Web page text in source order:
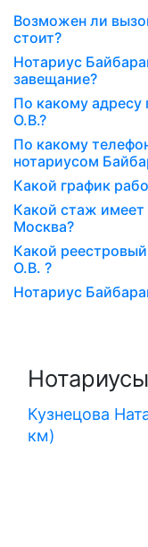
Возможен ли
стоит?
Нотариус
завещание?
По какому
О.В.?
По какому
нотариусом
Какой график
Какой стаж имеет
Москва?
Какой
О.В. ?
Нотариус
Кузнецова
км)